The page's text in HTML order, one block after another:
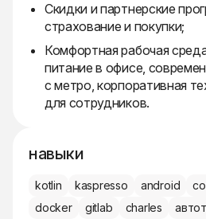
Скидки и партнерские
страхование и покупки;
Комфортная рабочая
питание в офисе,
с метро, корпоративная
для сотрудников.
навыки
kotlin kaspresso android
docker
gitlab charles